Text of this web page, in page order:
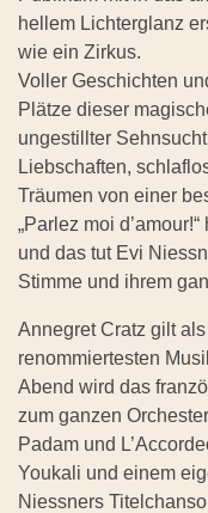
hellem Lichterglanz
wie ein Zirkus.
Voller Geschichten
Plätze dieser
ungestillter
Liebschaften,
Träumen von einer
„Parlez moi
und das tut Evi
Stimme und ihrem
Annegret Cratz gilt
renommiertesten
Abend wird das
zum ganzen
Padam und
Youkali und einem
Niessners